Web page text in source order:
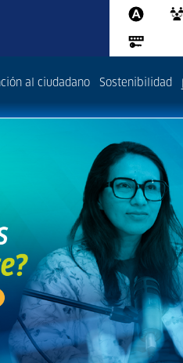
al ciudadano Sostenibilidad